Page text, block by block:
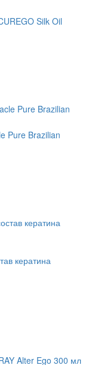
Silk Oil
Pure Brazilian
кератина